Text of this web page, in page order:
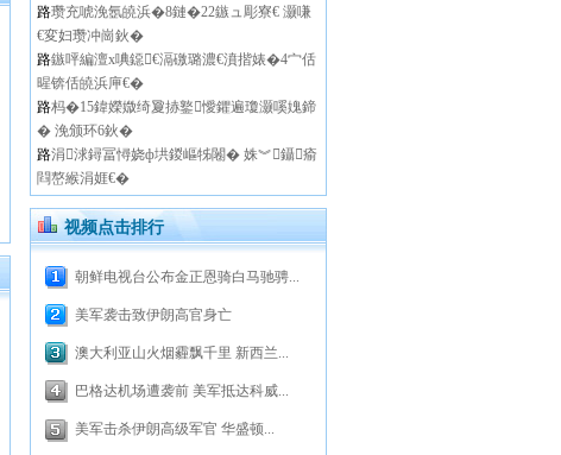
路瓒充唬浼氬皢浜�8鏈�22鏃ュ彫寮€ 灏嗛
€変妇瓒冲崗鈥�
路鏃呯編澶х唺鐚€滆礉璐濃€濆揩婊�4宀佸
暒锛佸皢浜庘€�
路杩�15鍏嬫媺绮夐捇鐜懓鑺遍瓊灏嗘媿鍗
� 浼颁环6鈥�
路涓浗鐞冨憳娆ф垬鍐嶇牬闂� 姝︾鑷瘉
閰嶅緱涓娾€�
视频点击排行
朝鲜电视台公布金正恩骑白马驰骋...
美军袭击致伊朗高官身亡
澳大利亚山火烟霾飘千里 新西兰...
巴格达机场遭袭前 美军抵达科威...
美军击杀伊朗高级军官 华盛顿...